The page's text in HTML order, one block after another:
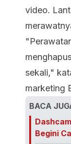
video.
sekali,"
marketing
BACA
Begini